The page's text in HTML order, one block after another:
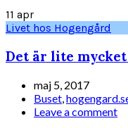
11 apr
Livet hos Hogengård
Det är lite
maj 5, 2017
Buset,
Leave a comment